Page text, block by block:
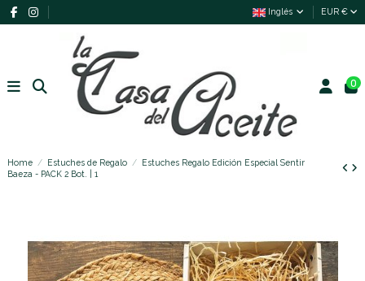
Inglés EUR €
0
Home Estuches de Regalo
Estuches Regalo Edición Especial Sentir
Baeza - PACK 2 Bot. | 1